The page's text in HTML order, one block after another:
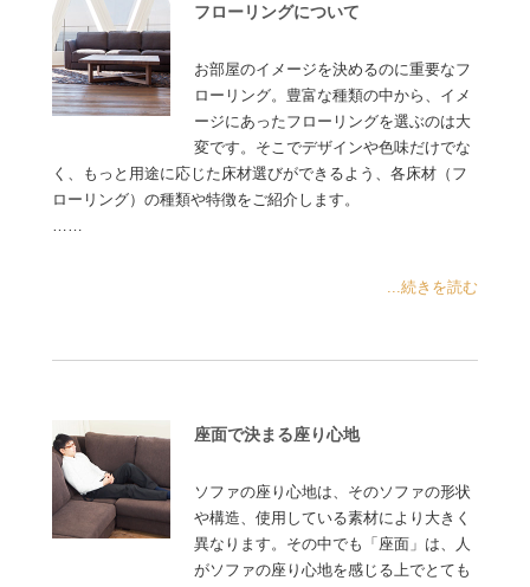
フローリングについて
お部屋のイメージを決めるのに重要なフ
ローリング。豊富な種類の中から、イメ
ージにあったフローリングを選ぶのは大
変です。そこでデザインや色味だけでな
く、もっと用途に応じた床材選びができるよう、各床材（フ
ローリング）の種類や特徴をご紹介します。
……
...続きを読む
座面で決まる座り心地
ソファの座り心地は、そのソファの形状
や構造、使用している素材により大きく
異なります。その中でも「座面」は、人
がソファの座り心地を感じる上でとても